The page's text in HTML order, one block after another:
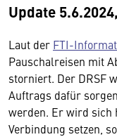
Update
Laut der FTI-
Pauschalreisen mit
storniert. Der DRSF
Auftrags dafür
werden. Er wird sich
Verbindung setzen,